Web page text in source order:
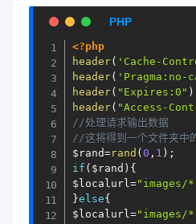
<?php
header( 'Cache-
header( 'Pragma:no-
header( "Expires:0" )
header( "Access-
//处理请求输出数据
//这将得到一个文件夹中
$rand=rand (0 , 1 ) ;
if ( $rand ) {
$localurl=
}else{
$localurl=